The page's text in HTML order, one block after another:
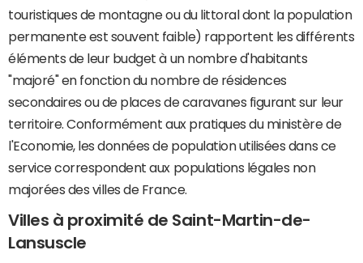
touristiques de montagne ou du littoral dont la population
permanente est souvent faible) rapportent les différents
éléments de leur budget à un nombre d'habitants
"majoré" en fonction du nombre de résidences
secondaires ou de places de caravanes figurant sur leur
territoire. Conformément aux pratiques du ministère de
l'Economie, les données de population utilisées dans ce
service correspondent aux populations légales non
majorées des villes de France.
Villes à proximité de Saint-Martin-de-
Lansuscle